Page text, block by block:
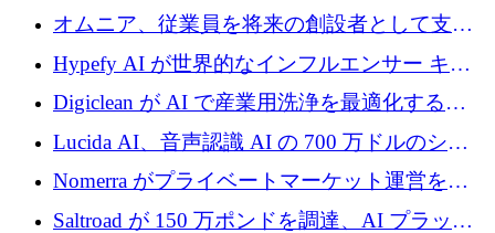
ルの資金を調達、ロンドン事務所を開設
オムニア、従業員を将来の創設者として支援
するために Firedrop でファンドを立ち上げる
Hypefy AI が世界的なインフルエンサー キャ
ンペーンを自動化するためにシリーズ A で
720 万ドルを調達
Digiclean が AI で産業用洗浄を最適化するた
めに 250 万ユーロを調達
Lucida AI、音声認識 AI の 700 万ドルのシー
ドラウンドを終了
Nomerra がプライベートマーケット運営を自
動化するために 200 万ドルを調達
Saltroad が 150 万ポンドを調達、AI プラット